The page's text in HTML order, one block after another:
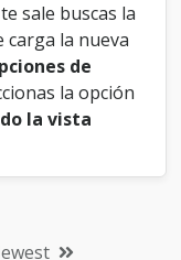
q
u
i
r
d
sale buscas la
carga la nueva
de
la opción
la vista